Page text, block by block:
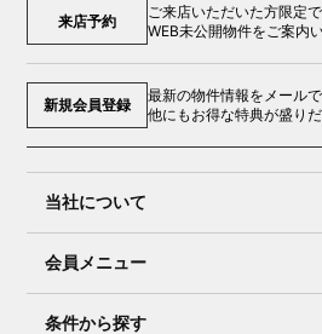
来店予約
ご来店いただいた方限定で
WEB未公開物件をご案内
新規会員登録
最新の物件情報をメール
他にもお得な特典が盛り
当社について
会員メニュー
条件から探す